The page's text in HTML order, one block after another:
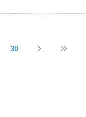
30